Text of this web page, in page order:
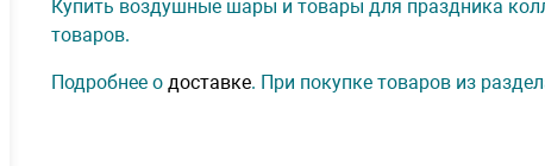
Купить воздушные шары и товары для праздника
товаров.
Подробнее о доставке. При покупке товаров из